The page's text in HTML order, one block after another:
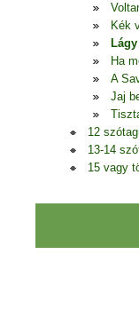
Kék
Ha
A
Jaj
12
13-14
15 vagy